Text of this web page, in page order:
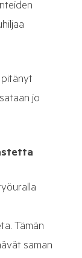
pitänyt
jo
Tämän
saman